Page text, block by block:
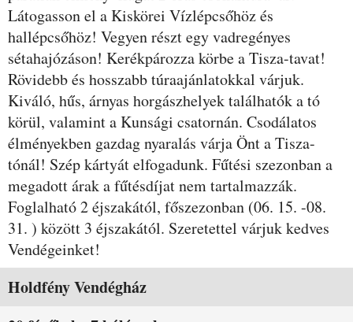
Látogasson el a Kiskörei Vízlépcsőhöz és
hallépcsőhöz! Vegyen részt egy vadregényes
sétahajózáson! Kerékpározza körbe a Tisza-tavat!
Rövidebb és hosszabb túraajánlatokkal várjuk.
Kiváló, hűs, árnyas horgászhelyek találhatók a tó
körül, valamint a Kunsági csatornán. Csodálatos
élményekben gazdag nyaralás várja Önt a Tisza-
tónál! Szép kártyát elfogadunk. Fűtési szezonban a
megadott árak a fűtésdíjat nem tartalmazzák.
Foglalható 2 éjszakától, főszezonban (06. 15. -08.
31. ) között 3 éjszakától. Szeretettel várjuk kedves
Vendégeinket!
Szobák és árak
Holdfény Vendégház